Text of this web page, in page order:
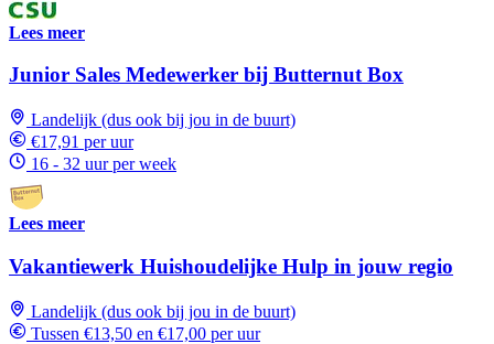
Lees meer
Junior Sales Medewerker bij Butternut Box
Landelijk (dus ook bij jou in de buurt)
€17,91 per uur
16 - 32 uur per week
Lees meer
Vakantiewerk Huishoudelijke Hulp in jouw regio
Landelijk (dus ook bij jou in de buurt)
Tussen €13,50 en €17,00 per uur